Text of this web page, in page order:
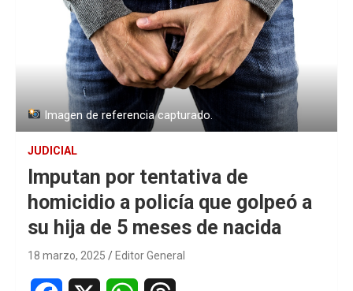
Imagen de referencia capturado.
JUDICIAL
Imputan por tentativa de
homicidio a policía que golpeó a
su hija de 5 meses de nacida
18 marzo, 2025 Editor General